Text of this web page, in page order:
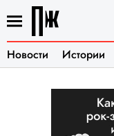
Новости Истории